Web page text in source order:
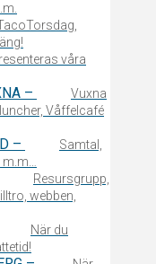
våra
–
Vuxna
Våffelcafé
–
Samtal,
Resursgrupp,
webben,
När du